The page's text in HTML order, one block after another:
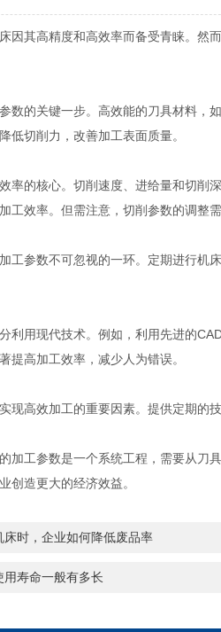
其高精度和高效率而备受青睐。然
的关键一步。高效能的刀具材料，
低切削力，改善加工表面质量。
的核心。切削速度、进给量和切削
工效率。但需注意，切削参数的调整
参数不可忽视的一环。定期进行机
用现代技术。例如，利用先进的
提高加工效率，减少人为错误。
高效加工的重要因素。提供定期的技
工参数是一个系统工程，需要从刀
创造更大的经济效益。
时，企业如何降低废品率
寿命一般有多长